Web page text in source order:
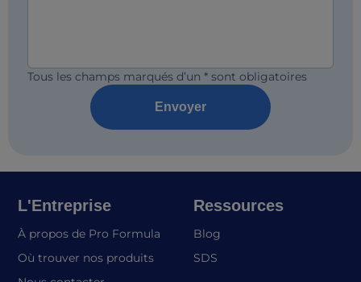
Tous les champs marqués d’un * sont obligatoires
Envoyer
L'Entreprise
À propos de Pro Formula
Où trouver nos produits
Ressources
Blog
SDS